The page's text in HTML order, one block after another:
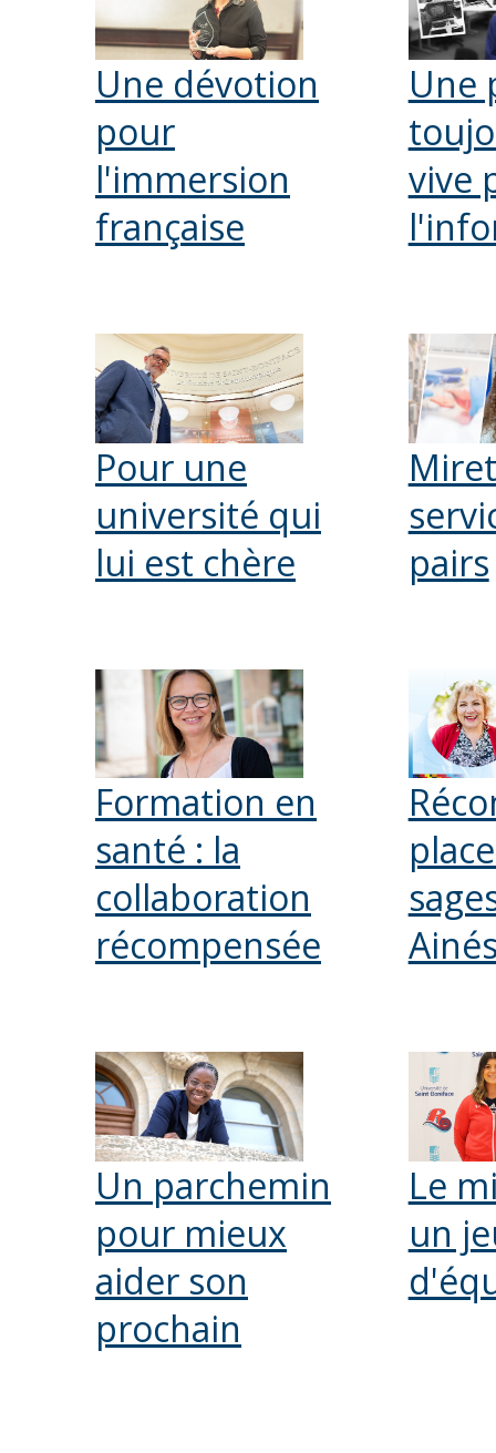
Une dévotion
pour
l'immersion
française
Une
vive
Pour une
université qui
lui est chère
pairs
Formation en
santé : la
collaboration
récompensée
Un parchemin
pour mieux
aider son
prochain
Le
un